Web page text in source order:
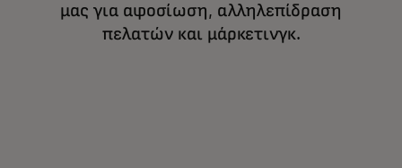
μας για αφοσίωση, αλληλεπίδραση
πελατών και μάρκετινγκ.